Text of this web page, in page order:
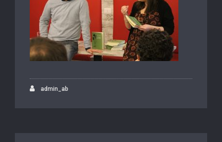
admin_ab